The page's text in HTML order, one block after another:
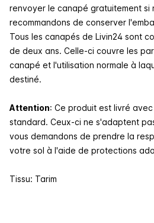
renvoyer le canapé gratuitement si
recommandons de conserver
Tous les canapés de Livin24 sont
de deux ans. Celle-ci couvre les
canapé et l'utilisation normale à
destiné.
Attention: Ce produit est livré
standard. Ceux-ci ne s'adaptent
vous demandons de prendre la
votre sol à l'aide de protections
Tissu: Tarim